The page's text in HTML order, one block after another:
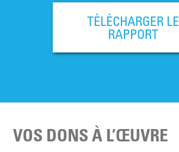
TÉLÉCHARGER LE
RAPPORT
VOS DONS À L’ŒUVRE